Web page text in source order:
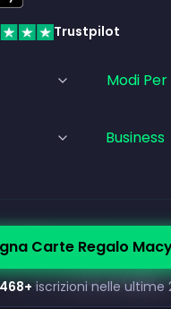
Carte Regalo
+ iscrizioni nelle ultime
Trustpilot
Modi
Business
2026 Termini di Servizio
sui Cookie•